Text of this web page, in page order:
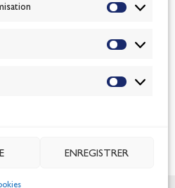
ENREGISTRER